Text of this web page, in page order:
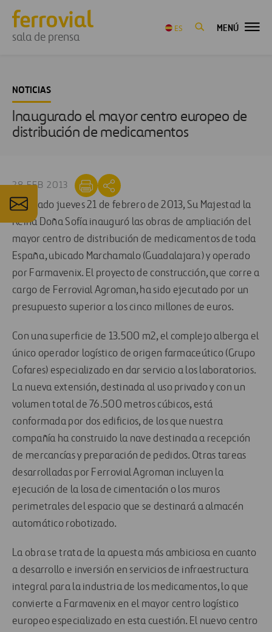
sala de prensa
ES MENÚ
NOTICIAS
Inaugurado el mayor centro europeo de
distribución de medicamentos
28 FEB 2013
El pasado jueves 21 de febrero de 2013, Su Majestad la
Reina Doña Sofía inauguró las obras de ampliación del
mayor centro de distribución de medicamentos de toda
España, ubicado Marchamalo (Guadalajara) y operado
por Farmavenix. El proyecto de construcción, que corre a
cargo de Ferrovial Agroman, ha sido ejecutado por un
presupuesto superior a los cinco millones de euros.
Con una superficie de 13.500 m2, el complejo alberga el
único operador logístico de origen farmaceútico (Grupo
Cofares) especializado en dar servicio a los laboratorios.
La nueva extensión, destinada al uso privado y con un
volumen total de 76.500 metros cúbicos, está
conformada por dos edificios, de los que nuestra
compañía ha construido la nave destinada a recepción
de mercancías y preparación de pedidos. Otras tareas
desarrolladas por Ferrovial Agroman incluyen la
ejecución de la losa de cimentación o los muros
perimetrales del espacio que se destinará a almacén
automático robotizado.
La obra se trata de la apuesta más ambiciosa en cuanto
a desarrollo e inversión en servicios de infraestructura
integral para la industria de los medicamentos, lo que
convierte a Farmavenix en el mayor centro logístico
europeo especializado en esta cuestión. El nuevo centro